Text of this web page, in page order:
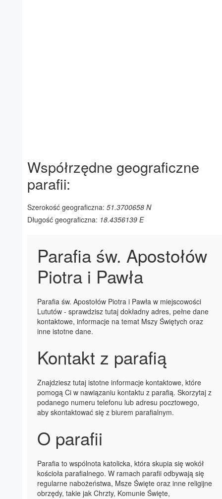
Współrzędne geograficzne
parafii:
Szerokość geograficzna: 51.3700658 N
Długość geograficzna: 18.4356139 E
Parafia św. Apostołów
Piotra i Pawła
Parafia św. Apostołów Piotra i Pawła w miejscowości
Lututów - sprawdzisz tutaj dokładny adres, pełne dane
kontaktowe, informacje na temat Mszy Świętych oraz
inne istotne dane.
Kontakt z parafią
Znajdziesz tutaj istotne informacje kontaktowe, które
pomogą Ci w nawiązaniu kontaktu z parafią. Skorzytaj z
podanego numeru telefonu lub adresu pocztowego,
aby skontaktować się z biurem parafialnym.
O parafii
Parafia to wspólnota katolicka, która skupia się wokół
kościoła parafialnego. W ramach parafii odbywają się
regularne nabożeństwa, Msze Święte oraz inne religijne
obrzędy, takie jak Chrzty, Komunie Święte,